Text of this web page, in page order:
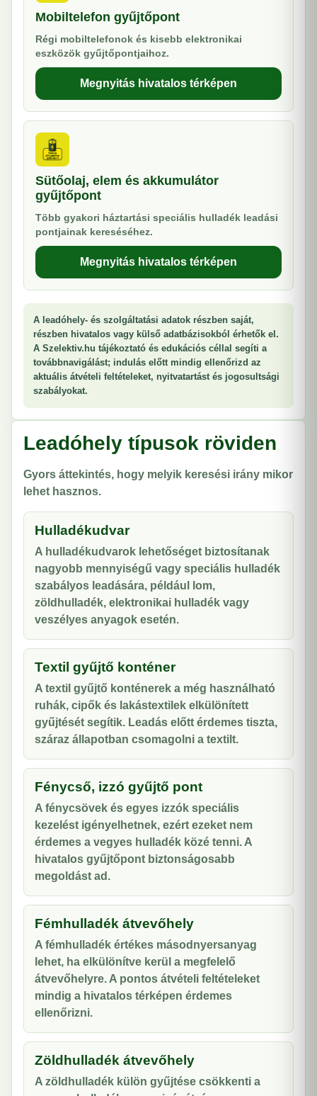
Mobiltelefon gyűjtőpont
Régi mobiltelefonok és kisebb elektronikai
eszközök gyűjtőpontjaihoz.
Megnyitás hivatalos térképen
Sütőolaj, elem és akkumulátor
gyűjtőpont
Több gyakori háztartási speciális hulladék leadási
pontjainak kereséséhez.
Megnyitás hivatalos térképen
A leadóhely- és szolgáltatási adatok részben saját,
részben hivatalos vagy külső adatbázisokból érhetők el.
A Szelektiv.hu tájékoztató és edukációs céllal segíti a
továbbnavigálást; indulás előtt mindig ellenőrizd az
aktuális átvételi feltételeket, nyitvatartást és jogosultsági
szabályokat.
Leadóhely típusok röviden
Gyors áttekintés, hogy melyik keresési irány mikor
lehet hasznos.
Hulladékudvar
A hulladékudvarok lehetőséget biztosítanak
nagyobb mennyiségű vagy speciális hulladék
szabályos leadására, például lom,
zöldhulladék, elektronikai hulladék vagy
veszélyes anyagok esetén.
Textil gyűjtő konténer
A textil gyűjtő konténerek a még használható
ruhák, cipők és lakástextilek elkülönített
gyűjtését segítik. Leadás előtt érdemes tiszta,
száraz állapotban csomagolni a textilt.
Fénycső, izzó gyűjtő pont
A fénycsövek és egyes izzók speciális
kezelést igényelhetnek, ezért ezeket nem
érdemes a vegyes hulladék közé tenni. A
hivatalos gyűjtőpont biztonságosabb
megoldást ad.
Fémhulladék átvevőhely
A fémhulladék értékes másodnyersanyag
lehet, ha elkülönítve kerül a megfelelő
átvevőhelyre. A pontos átvételi feltételeket
mindig a hivatalos térképen érdemes
ellenőrizni.
Zöldhulladék átvevőhely
A zöldhulladék külön gyűjtése csökkenti a